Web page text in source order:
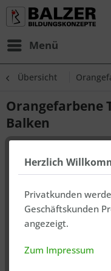
Menü
Übersicht
Orangefarbene
Balken
Herzlich
Privatkunden
Geschäftskunden
angezeigt.
Zum Impressum